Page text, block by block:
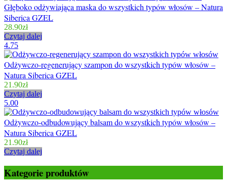
Głęboko odżywiająca maska do wszystkich typów włosów – Natura
Siberica GZEL
28.90zł
Czytaj dalej
4.75
Odżywczo-regenerujący szampon do wszystkich typów włosów –
Natura Siberica GZEL
21.90zł
Czytaj dalej
5.00
Odżywczo-odbudowujący balsam do wszystkich typów włosów –
Natura Siberica GZEL
21.90zł
Czytaj dalej
Kategorie produktów